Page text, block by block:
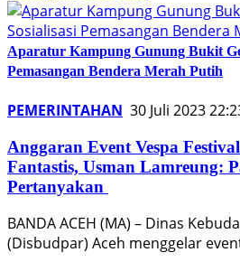
Aparatur Kampung Gunung Bukit
Pemasangan Bendera Merah Putih
PEMERINTAHAN 30 Juli 2023
Anggaran Event Vespa
Fantastis, Usman Lamreung:
Pertanyakan
BANDA ACEH (MA) – Dinas
(Disbudpar) Aceh menggelar